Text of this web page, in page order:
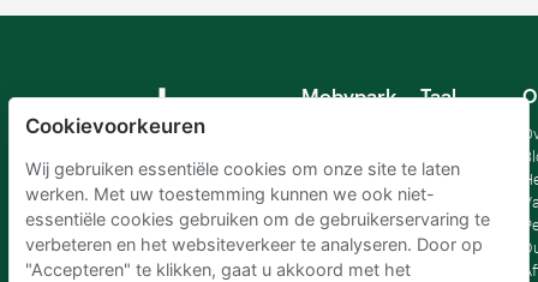
Mobypark
Taal
Spaans
Frankrijk
Italiaans
Nederlands
Cookievoorkeuren
Wij gebruiken essentiële cookies om onze site te laten
werken. Met uw toestemming kunnen we ook niet-
essentiële cookies gebruiken om de gebruikerservaring te
verbeteren en het websiteverkeer te analyseren. Door op
"Accepteren" te klikken, gaat u akkoord met het